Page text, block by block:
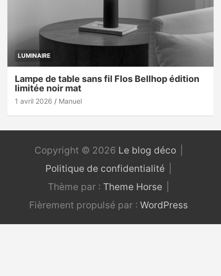
LUMINAIRE
Lampe de table sans fil Flos Bellhop édition
limitée noir mat
1 avril 2026 Manuel
Copyright © 2026 Le blog déco
Politique de confidentialité
Thème par : Theme Horse
Fièrement propulsé par : WordPress